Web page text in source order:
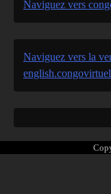
Naviguez vers
Naviguez vers la